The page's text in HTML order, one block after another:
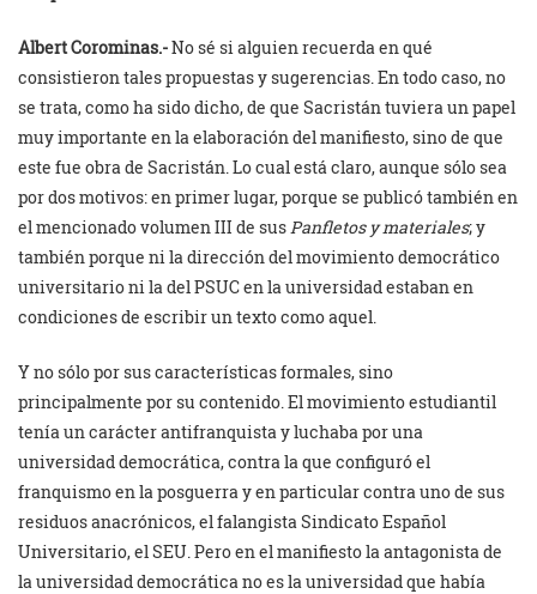
Albert Corominas.-No sé si alguien recuerda en qué
consistieron tales propuestas y sugerencias. En todo caso, no
se trata, como ha sido dicho, de que Sacristán tuviera un papel
muy importante en la elaboración del manifiesto, sino de que
este fue obra de Sacristán. Lo cual está claro, aunque sólo sea
por dos motivos: en primer lugar, porque se publicó también en
el mencionado volumen III de susPanfletos y materiales; y
también porque ni la dirección del movimiento democrático
universitario ni la del PSUC en la universidad estaban en
condiciones de escribir un texto como aquel.
Y no sólo por sus características formales, sino
principalmente por su contenido. El movimiento estudiantil
tenía un carácter antifranquista y luchaba por una
universidad democrática, contra la que configuró el
franquismo en la posguerra y en particular contra uno de sus
residuos anacrónicos, el falangista Sindicato Español
Universitario, el SEU. Pero en el manifiesto la antagonista de
la universidad democrática no es la universidad que había